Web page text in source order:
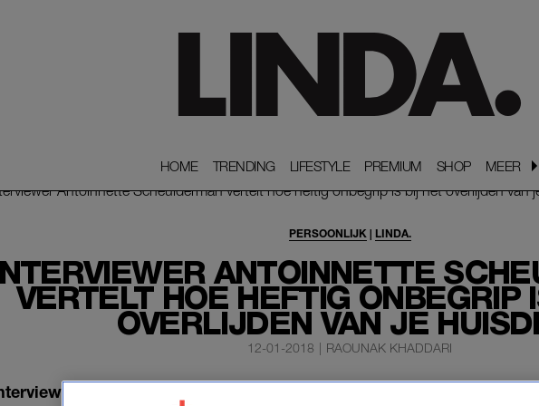
HOME
HOME TRENDING
TRENDING LIFESTYLE
LIFESTYLE PREMIUM
PREMIUM SHOP
SHOP MEER
MEER
ANTOINNETTE
VERTELT HOE HEFTIG ONBEGRIP
OVERLIJDEN VAN JE
PERSOONLIJK| LINDA.
12-01-2018 | RAOUNAK KHADDARI
Antoinnette Scheulderman heeft dertien maanden